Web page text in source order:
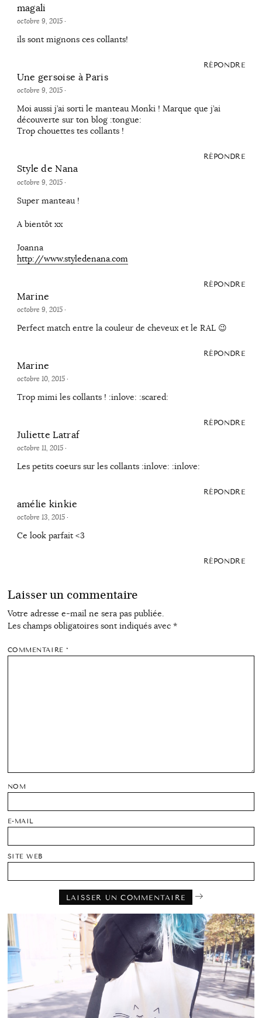
magali
octobre 9, 2015·
ils sont mignons ces collants!
RÉPONDRE
Une gersoise à Paris
octobre 9, 2015·
Moi aussi j’ai sorti le manteau Monki ! Marque que j’ai
découverte sur ton blog :tongue:
Trop chouettes tes collants !
RÉPONDRE
Style de Nana
octobre 9, 2015·
Super manteau !
A bientôt xx
Joanna
http://www.styledenana.com
RÉPONDRE
Marine
octobre 9, 2015·
Perfect match entre la couleur de cheveux et le RAL 😉
RÉPONDRE
Marine
octobre 10, 2015·
Trop mimi les collants ! :inlove: :scared:
RÉPONDRE
Juliette Latraf
octobre 11, 2015·
Les petits coeurs sur les collants :inlove: :inlove:
RÉPONDRE
amélie kinkie
octobre 13, 2015·
Ce look parfait <3
RÉPONDRE
Laisser un commentaire
Votre adresse e-mail ne sera pas publiée.
Les champs obligatoires sont indiqués avec *
COMMENTAIRE*
NOM
E-MAIL
SITE WEB